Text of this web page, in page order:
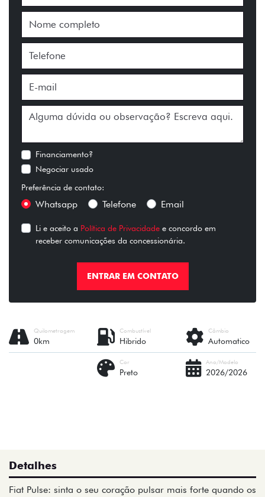
Financiamento?
Negociar usado
Preferência de contato:
Whatsapp Telefone Email
Li e aceito a Política de Privacidade e concordo em
receber comunicações da concessionária.
ENTRAR EM CONTATO
Câmbio
Automatico
Combustível
Hibrido
Quilometragem
0km
Ano/Modelo
2026/2026
Cor
Preto
Detalhes
Fiat Pulse: sinta o seu coração pulsar mais forte quando os